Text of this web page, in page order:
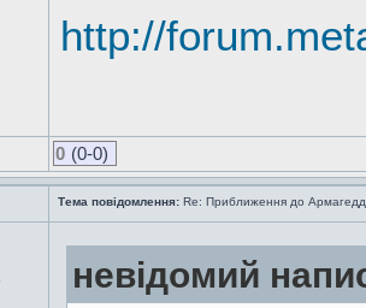
http://
0 (0-0)
Тема повідомлення: Re: Приближення до
невідомий